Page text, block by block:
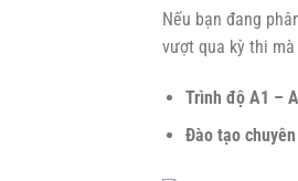
Nếu bạn đang
vượt qua kỳ thi
Trình độ A1 –
Đào tạo